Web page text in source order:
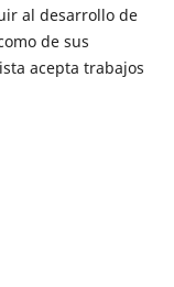
al desarrollo de
de sus
acepta trabajos